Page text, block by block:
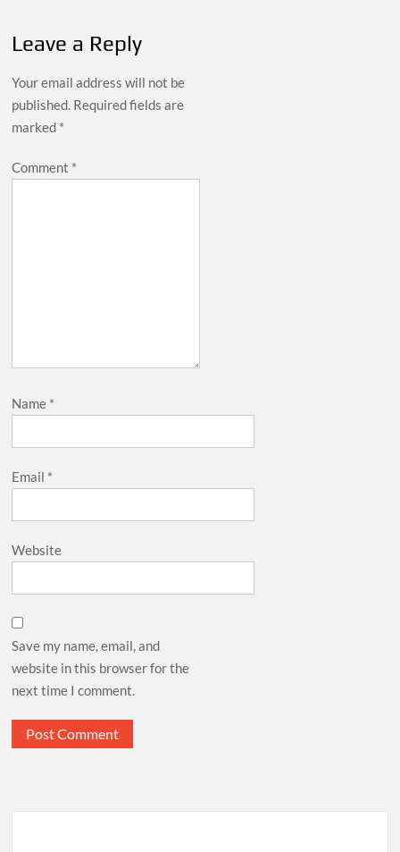
Leave a Reply
Your email address will not be
published. Required fields are
marked *
Comment *
Name *
Email *
Website
Save my name, email, and
website in this browser for the
next time I comment.